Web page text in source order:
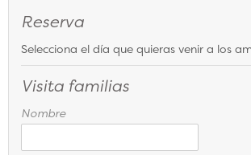
Reserva
Selecciona el día que quieras venir a los
Visita familias
Nombre